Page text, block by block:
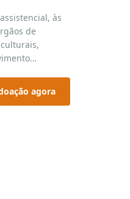
às
de
de cada
agora